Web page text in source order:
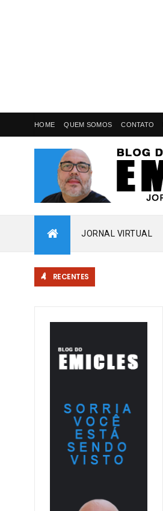
HOME QUEM SOMOS CONTATO
JORNAL VIRTUAL
RECENTES